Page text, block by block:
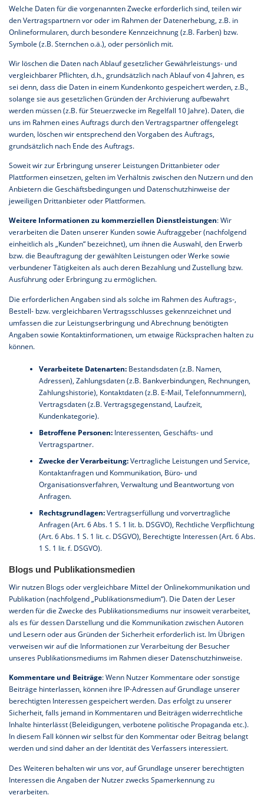
Welche Daten für die vorgenannten Zwecke erforderlich sind, teilen wir
den Vertragspartnern vor oder im Rahmen der Datenerhebung, z.B. in
Onlineformularen, durch besondere Kennzeichnung (z.B. Farben) bzw.
Symbole (z.B. Sternchen o.ä.), oder persönlich mit.
Wir löschen die Daten nach Ablauf gesetzlicher Gewährleistungs- und
vergleichbarer Pflichten, d.h., grundsätzlich nach Ablauf von 4 Jahren, es
sei denn, dass die Daten in einem Kundenkonto gespeichert werden, z.B.,
solange sie aus gesetzlichen Gründen der Archivierung aufbewahrt
werden müssen (z.B. für Steuerzwecke im Regelfall 10 Jahre). Daten, die
uns im Rahmen eines Auftrags durch den Vertragspartner offengelegt
wurden, löschen wir entsprechend den Vorgaben des Auftrags,
grundsätzlich nach Ende des Auftrags.
Soweit wir zur Erbringung unserer Leistungen Drittanbieter oder
Plattformen einsetzen, gelten im Verhältnis zwischen den Nutzern und den
Anbietern die Geschäftsbedingungen und Datenschutzhinweise der
jeweiligen Drittanbieter oder Plattformen.
Weitere Informationen zu kommerziellen Dienstleistungen: Wir
verarbeiten die Daten unserer Kunden sowie Auftraggeber (nachfolgend
einheitlich als „Kunden“ bezeichnet), um ihnen die Auswahl, den Erwerb
bzw. die Beauftragung der gewählten Leistungen oder Werke sowie
verbundener Tätigkeiten als auch deren Bezahlung und Zustellung bzw.
Ausführung oder Erbringung zu ermöglichen.
Die erforderlichen Angaben sind als solche im Rahmen des Auftrags-,
Bestell- bzw. vergleichbaren Vertragsschlusses gekennzeichnet und
umfassen die zur Leistungserbringung und Abrechnung benötigten
Angaben sowie Kontaktinformationen, um etwaige Rücksprachen halten zu
können.
Verarbeitete Datenarten:Bestandsdaten (z.B. Namen,
Adressen), Zahlungsdaten (z.B. Bankverbindungen, Rechnungen,
Zahlungshistorie), Kontaktdaten (z.B. E-Mail, Telefonnummern),
Vertragsdaten (z.B. Vertragsgegenstand, Laufzeit,
Kundenkategorie).
Betroffene Personen:Interessenten, Geschäfts- und
Vertragspartner.
Zwecke der Verarbeitung:Vertragliche Leistungen und Service,
Kontaktanfragen und Kommunikation, Büro- und
Organisationsverfahren, Verwaltung und Beantwortung von
Anfragen.
Rechtsgrundlagen:Vertragserfüllung und vorvertragliche
Anfragen (Art. 6 Abs. 1 S. 1 lit. b. DSGVO), Rechtliche Verpflichtung
(Art. 6 Abs. 1 S. 1 lit. c. DSGVO), Berechtigte Interessen (Art. 6 Abs.
1 S. 1 lit. f. DSGVO).
Blogs und Publikationsmedien
Wir nutzen Blogs oder vergleichbare Mittel der Onlinekommunikation und
Publikation (nachfolgend „Publikationsmedium“). Die Daten der Leser
werden für die Zwecke des Publikationsmediums nur insoweit verarbeitet,
als es für dessen Darstellung und die Kommunikation zwischen Autoren
und Lesern oder aus Gründen der Sicherheit erforderlich ist. Im Übrigen
verweisen wir auf die Informationen zur Verarbeitung der Besucher
unseres Publikationsmediums im Rahmen dieser Datenschutzhinweise.
Kommentare und Beiträge: Wenn Nutzer Kommentare oder sonstige
Beiträge hinterlassen, können ihre IP-Adressen auf Grundlage unserer
berechtigten Interessen gespeichert werden. Das erfolgt zu unserer
Sicherheit, falls jemand in Kommentaren und Beiträgen widerrechtliche
Inhalte hinterlässt (Beleidigungen, verbotene politische Propaganda etc.).
In diesem Fall können wir selbst für den Kommentar oder Beitrag belangt
werden und sind daher an der Identität des Verfassers interessiert.
Des Weiteren behalten wir uns vor, auf Grundlage unserer berechtigten
Interessen die Angaben der Nutzer zwecks Spamerkennung zu
verarbeiten.